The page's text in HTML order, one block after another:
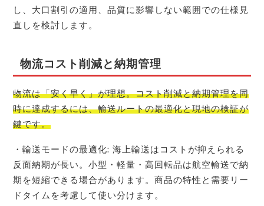
し、大口割引の適用、品質に影響しない範囲での仕様見
直しを検討します。
物流コスト削減と納期管理
物流は「安く早く」が理想。コスト削減と納期管理を同
時に達成するには、輸送ルートの最適化と現地の検証が
鍵です。
・輸送モードの最適化: 海上輸送はコストが抑えられる
反面納期が長い。小型・軽量・高回転品は航空輸送で納
期を短縮できる場合があります。商品の特性と需要リー
ドタイムを考慮して使い分けます。